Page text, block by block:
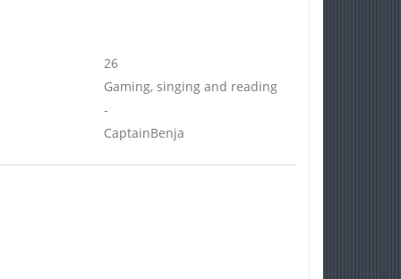
26
Gaming, singing and reading
-
CaptainBenja